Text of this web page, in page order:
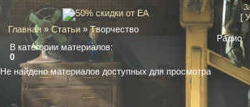
Главная » Статьи » Творчество
В категории материалов:
0
Не найдено материалов доступных для просмотра
[
Радио